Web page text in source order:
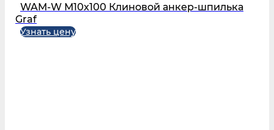
WAM-W М10х100 Клиновой анкер-шпилька
Graf
Узнать цену